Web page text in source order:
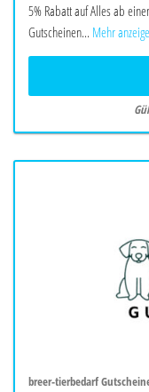
5% Rabatt auf Alles ab
Gutscheinen... Mehr
breer-tierbedarf